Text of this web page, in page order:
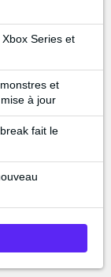
Series et
et
à jour
fait le